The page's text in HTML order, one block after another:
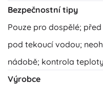
Bezpečnostní tipy
Pouze pro dospělé;
pod tekoucí vodou;
nádobě; kontrola
Výrobce